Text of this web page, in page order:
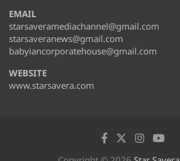
EMAIL
starsaveramediachannel@gmail.com
starsaveranews@gmail.com
babyiancorporatehouse@gmail.com
WEBSITE
www.starsavera.com